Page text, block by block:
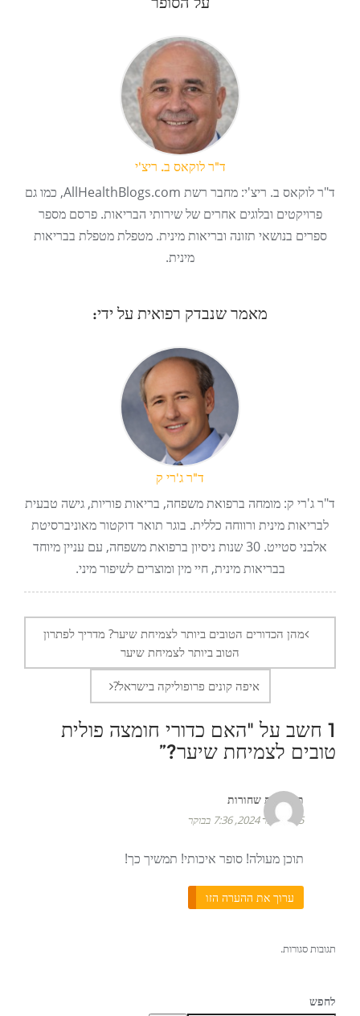
ד"ר לוקאס ב. ריצ'י
ד"ר לוקאס ב. ריצ'י: מחבר רשת AllHealthBlogs.com, כמו גם
פרויקטים ובלוגים אחרים של שירותי הבריאות. פרסם מספר
ספרים בנושאי תזונה ובריאות מינית. מטפלת מטפלת בבריאות
מינית.
מאמר שנבדק רפואית על ידי:
ד"ר ג'רי ק
ד"ר ג'רי ק: מומחה ברפואת משפחה, בריאות פוריות, גישה טבעית
לבריאות מינית ורווחה כללית. בוגר תואר דוקטור מאוניברסיטת
אלבני סטייט. 30 שנות ניסיון ברפואת משפחה, עם עניין מיוחד
בבריאות מינית, חיי מין ומוצרים לשיפור מיני.
בפוסטיםמהן הכדורים הטובים ביותר לצמיחת שיער? מדריך לפתרון
הטוב ביותר לצמיחת שיער
איפה קונים פרופוליקה בישראל?
1 חשב על "
האם כדורי חומצה פולית
טובים לצמיחת שיער?”
תסרוקות שחורות
5 בפברואר 2024, 7:36 בבוקר
תוכן מעולה! סופר איכותי! תמשיך כך!
ערוך את ההערה הזו
תגובות סגורות.
לחפש